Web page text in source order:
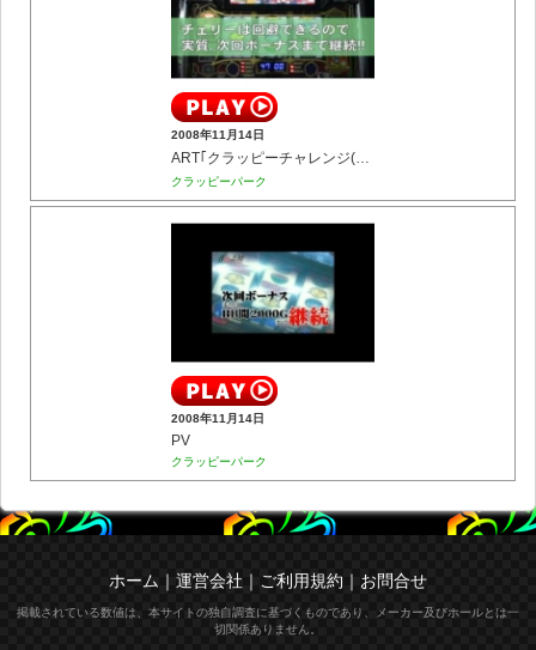
2008年11月14日
ART｢クラッピーチャレンジ(通常)｣中
クラッピーパーク
2008年11月14日
PV
クラッピーパーク
ホーム ｜ 運営会社 ｜ ご利用規約 ｜ お問合せ
掲載されている数値は、本サイトの独自調査に基づくものであり、メーカー及びホールとは一
切関係ありません。